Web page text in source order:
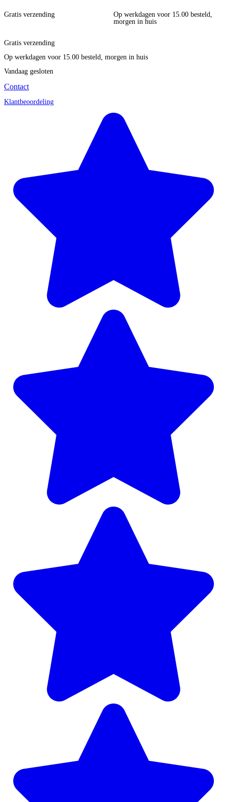
Gratis verzending
Op werkdagen voor 15.00 besteld,
morgen in huis
Gratis verzending
Op werkdagen voor 15.00 besteld, morgen in huis
Vandaag gesloten
Contact
Klantbeoordeling